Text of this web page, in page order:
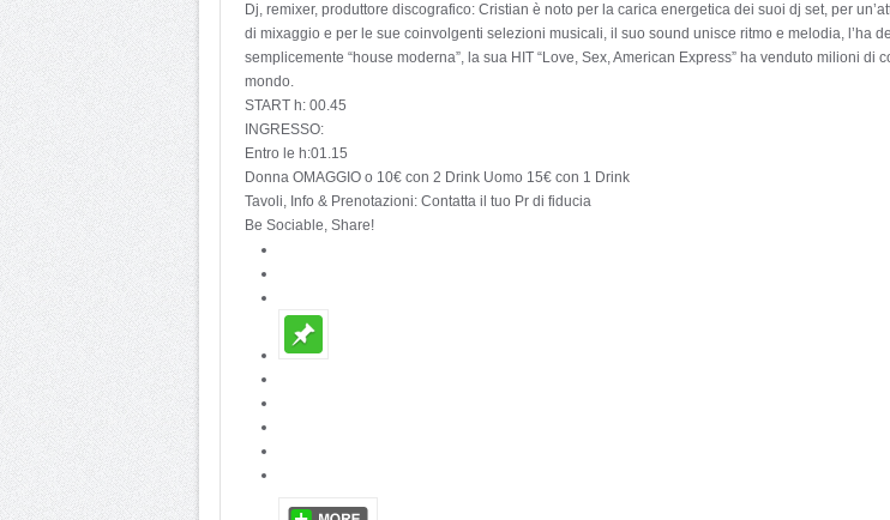
Dj, remixer, produttore discografico: Cristian è noto per la carica energetica dei suoi dj set, per
di mixaggio e per le sue coinvolgenti selezioni musicali, il suo sound unisce ritmo e melodia, l’ha
semplicemente “house moderna”, la sua HIT “Love, Sex, American Express” ha venduto milioni di
mondo.
START h: 00.45
INGRESSO:
Entro le h:01.15
Donna OMAGGIO o 10€ con 2 Drink Uomo 15€ con 1 Drink
Tavoli, Info & Prenotazioni: Contatta il tuo Pr di fiducia
Be Sociable, Share!